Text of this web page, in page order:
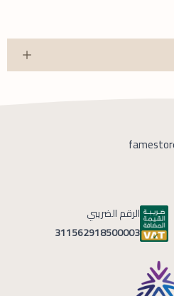
الرقم الضريبي
311562918500003